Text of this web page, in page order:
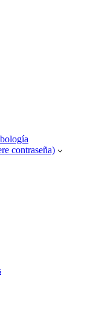
contraseña)